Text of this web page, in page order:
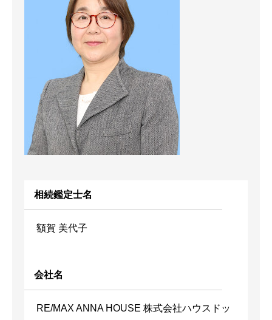
相続鑑定士名
額賀 美代子
会社名
RE/MAX ANNA HOUSE 株式会社ハウスドッ